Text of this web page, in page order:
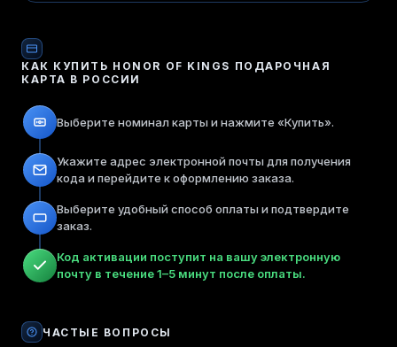
КАК КУПИТЬ HONOR OF KINGS ПОДАРОЧНАЯ
КАРТА В РОССИИ
Выберите номинал карты и нажмите «Купить».
Укажите адрес электронной почты для получения
кода и перейдите к оформлению заказа.
Выберите удобный способ оплаты и подтвердите
заказ.
Код активации поступит на вашу электронную
почту в течение 1–5 минут после оплаты.
ЧАСТЫЕ ВОПРОСЫ